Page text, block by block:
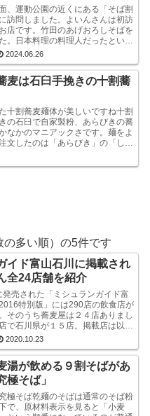
、運動公園の近くにある「そば割
訪問しました。よいんさんは初訪
店です。竹田のあげおろしそばを
。日本料理の料理人だったという
て運営されています。メニューは
2024.06.26
麦は石臼手挽きの十割蕎
十割蕎麦麺体が美しいですね十割
の石臼で自家製粉、あらびきの蕎
なかのマニアックさです。麺をよ
文したのは「あらびき」の「しょ
塩おろし」の二種です。温かい蕎
多い順）の5件です
イド富山石川に掲載され
全24店舗を紹介
売された「ミシュランガイド富
特別版」には290店の飲食店が
そのうち蕎麦屋は２４店ありまし
で石川県が１５店。掲載店は以下
シュラン・ガイド富山石川（金
2020.10.23
湯が飲める９割そばがあ
極そば」
極そば乾麺のそばは通常のそば粉
で、原材料表示を見ると「小麦